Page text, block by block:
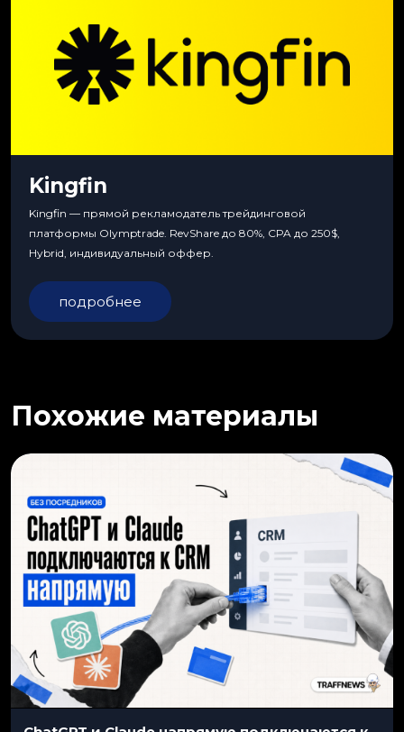
Kingfin
Kingfin — прямой рекламодатель трейдинговой
платформы Olymptrade. RevShare до 80%, CPA до 250$,
Hybrid, индивидуальный оффер.
подробнее
Похожие материалы